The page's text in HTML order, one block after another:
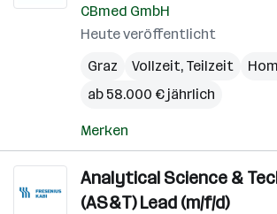
CBmed GmbH
Heute veröffentlicht
Graz
Vollzeit, Teilzeit
ab 58.000 € jährlich
Merken
Analytical Science &
(AS&T) Lead (m/f/d)